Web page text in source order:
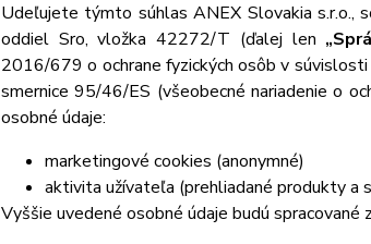
Udeľujete týmto súhlas ANEX Slovakia s.r.o.,
oddiel Sro, vložka 42272/T (ďalej len
2016/679 o ochrane fyzických osôb v
smernice 95/46/ES (všeobecné nariadenie o
osobné údaje:
marketingové cookies (anonymné)
aktivita užívateľa (prehliadané produkty a
Vyššie uvedené osobné údaje budú spracované